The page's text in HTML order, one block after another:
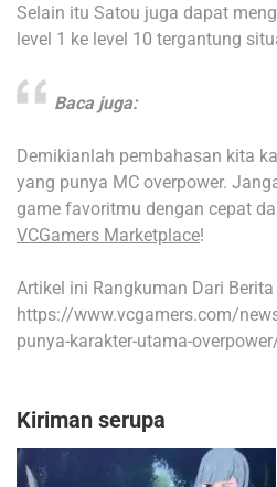
Selain itu Satou juga dapat
level 1 ke level 10 tergantung
Baca juga:
Demikianlah pembahasan kita
yang punya MC overpower.
game favoritmu dengan cepat
VCGamers Marketplace!
Artikel ini Rangkuman Dari Berita
https://www.vcgamers.com/
punya-karakter-utama-
Kiriman serupa